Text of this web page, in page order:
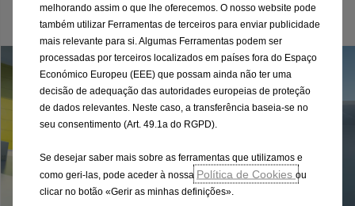
melhorando assim o que lhe oferecemos. O nosso website pode
também utilizar Ferramentas de terceiros para enviar publicidade
mais relevante para si. Algumas Ferramentas podem ser
processadas por terceiros localizados em países fora do Espaço
Económico Europeu (EEE) que possam ainda não ter uma
decisão de adequação das autoridades europeias de proteção
de dados relevantes. Neste caso, a transferência baseia-se no
seu consentimento (Art. 49.1a do RGPD).
Se desejar saber mais sobre as ferramentas que utilizamos e
como geri-las, pode aceder à nossa Política de Cookies ou
clicar no botão «Gerir as minhas definições».